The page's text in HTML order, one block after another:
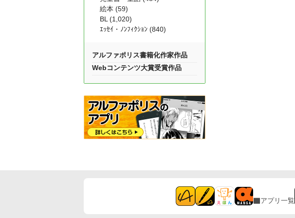
絵本 (59)
BL (1,020)
ｴｯｾｲ・ﾉﾝﾌｨｸｼｮﾝ (840)
アルファポリス書籍化作家作品
Webコンテンツ大賞受賞作品
アプリ一覧